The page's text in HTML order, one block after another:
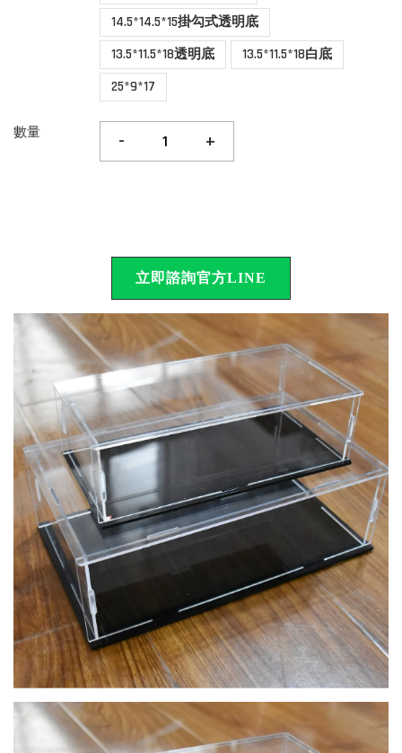
14.5*14.5*15掛勾式透明底
13.5*11.5*18透明底
13.5*11.5*18白底
25*9*17
數量 - +
立即諮詢官方LINE